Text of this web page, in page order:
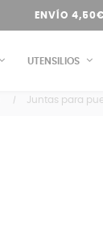
ENVÍO
UTENSILIOS
Juntas para